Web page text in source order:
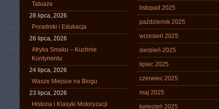
Tatuaże
28 lipca, 2026
Poradniki i Edukacja
26 lipca, 2026
Afryka Smaku – Kuchnie
Kontynentu
24 lipca, 2026
Wasze Miejsce na Blogu
23 lipca, 2026
Historia i Klasyki Motoryzacji
listopad 2025
październik 2025
wrzesień 2025
sierpień 2025
lipiec 2025
czerwiec 2025
maj 2025
kwiecień 2025